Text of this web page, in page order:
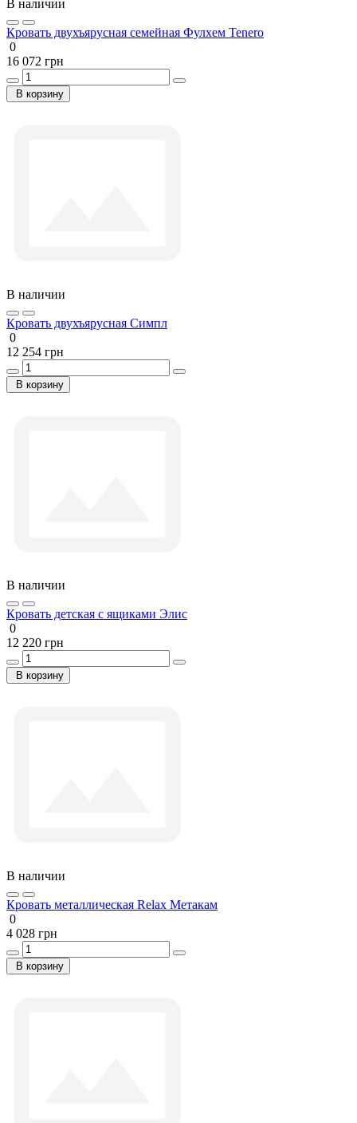
В наличии
Кровать двухъярусная семейная Фулхем Tenero
0
16 072 грн
В корзину
В наличии
Кровать двухъярусная Симпл
0
12 254 грн
В корзину
В наличии
Кровать детская с ящиками Элис
0
12 220 грн
В корзину
В наличии
Кровать металлическая Relax Метакам
0
4 028 грн
В корзину